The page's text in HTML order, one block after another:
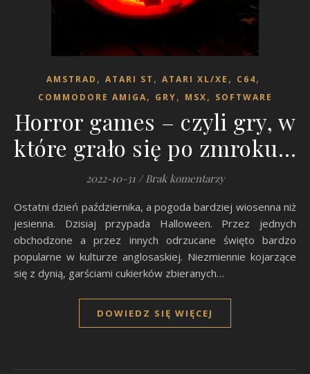
AMSTRAD , ATARI ST , ATARI XL/XE , C64,
COMMODORE AMIGA, GRY, MSX, SOFTWARE
Horror games – czyli gry, w
które grało się po zmroku…
2022-10-31 / Brak komentarzy
Ostatni dzień października, a pogoda bardziej wiosenna niż
jesienna. Dzisiaj przypada Halloween. Przez jednych
obchodzone a przez innych odrzucane święto bardzo
popularne w kulturze anglosaskiej. Niezmiennie kojarzące
się z dynią, garściami cukierków zbieranych…
DOWIEDZ SIĘ WIĘCEJ